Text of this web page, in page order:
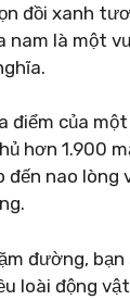
đồi xanh
nam là một
điểm của
hơn 1.900
đến nao lòng
đường,
loài động